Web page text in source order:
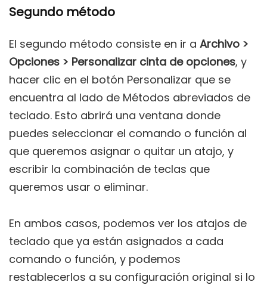
Segundo método
El segundo método consiste en ir a Archivo >
Opciones > Personalizar cinta de opciones, y
hacer clic en el botón Personalizar que se
encuentra al lado de Métodos abreviados de
teclado. Esto abrirá una ventana donde
puedes seleccionar el comando o función al
que queremos asignar o quitar un atajo, y
escribir la combinación de teclas que
queremos usar o eliminar.
En ambos casos, podemos ver los atajos de
teclado que ya están asignados a cada
comando o función, y podemos
restablecerlos a su configuración original si lo